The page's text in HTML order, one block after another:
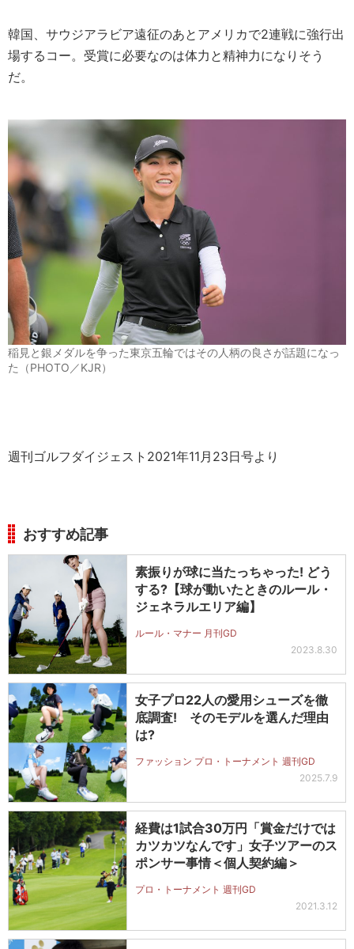
韓国、サウジアラビア遠征のあとアメリカで2連戦に強行出
場するコー。受賞に必要なのは体力と精神力になりそう
だ。
稲見と銀メダルを争った東京五輪ではその人柄の良さが話題になっ
た（PHOTO／KJR）
週刊ゴルフダイジェスト2021年11月23日号より
おすすめ記事
素振りが球に当たっちゃった! どう
する?【球が動いたときのルール・
ジェネラルエリア編】
ルール・マナー 月刊GD
2023.8.30
女子プロ22人の愛用シューズを徹
底調査! そのモデルを選んだ理由
は?
ファッション プロ・トーナメント 週刊GD
2025.7.9
経費は1試合30万円「賞金だけでは
カツカツなんです」女子ツアーのス
ポンサー事情＜個人契約編＞
プロ・トーナメント 週刊GD
2021.3.12